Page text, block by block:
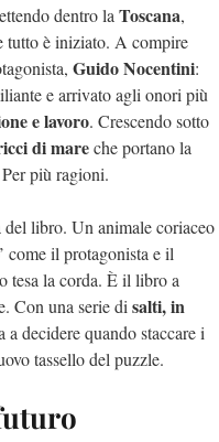
dentro la Toscana,
tutto è iniziato. A compire
Guido Nocentini:
e arrivato agli onori più
e lavoro. Crescendo sotto
di mareche portano la
più ragioni.
libro. Un animale coriaceo
come il protagonista e il
tesa la corda. È il libro a
Con una serie di salti, in
a decidere quando staccare i
tassello del puzzle.